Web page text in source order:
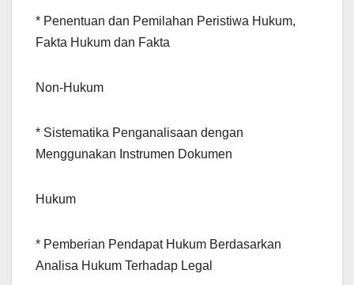
* Penentuan dan Pemilahan Peristiwa Hukum,
Fakta Hukum dan Fakta
Non-Hukum
* Sistematika Penganalisaan dengan
Menggunakan Instrumen Dokumen
Hukum
* Pemberian Pendapat Hukum Berdasarkan
Analisa Hukum Terhadap Legal